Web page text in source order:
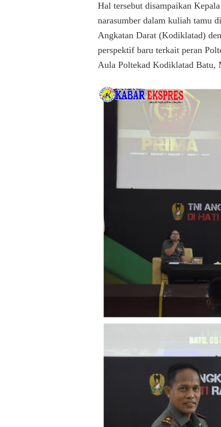
Hal tersebut disampaikan
narasumber dalam kuliah tamu
Angkatan Darat (Kodiklatad)
perspektif baru terkait peran
Aula Poltekad Kodiklatad Batu,